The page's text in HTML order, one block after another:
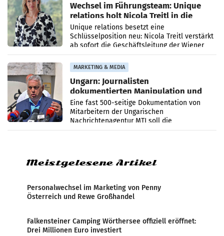
Wechsel im Führungsteam: Unique
relations holt Nicola Treitl in die
Geschäftsleitung
Unique relations besetzt eine
Schlüsselposition neu: Nicola Treitl verstärkt
ab sofort die Geschäftsleitung der Wiener
PR-Agentur an der Seite von Josef Kalina und
Anna Kalina-Mahr.
MARKETING & MEDIA
Ungarn: Journalisten
dokumentierten Manipulation und
Zensur
Eine fast 500-seitige Dokumentation von
Mitarbeitern der Ungarischen
Nachrichtenagentur MTI soll die
systematische Nachrichten-Manipulation und
Meistgelesene Artikel
Personalwechsel im Marketing von Penny
Österreich und Rewe Großhandel
Falkensteiner Camping Wörthersee offiziell eröffnet:
Drei Millionen Euro investiert